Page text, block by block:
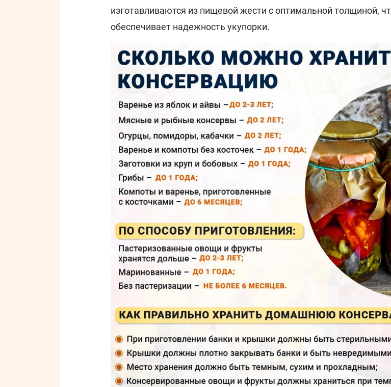
изготавливаются из пищевой жести с оптимальной толщиной,
обеспечивает надежность укупорки.